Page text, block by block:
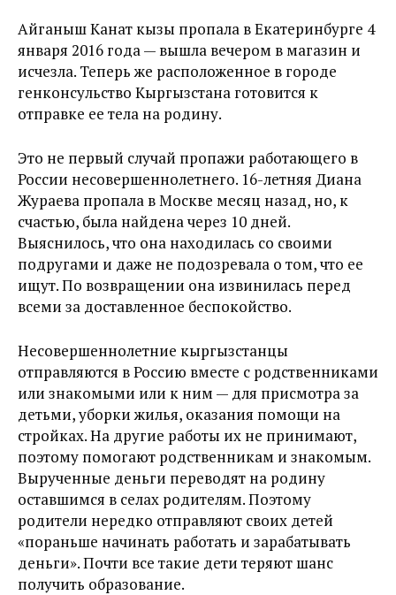
Айганыш Канат кызы пропала в Екатеринбурге 4
января 2016 года — вышла вечером в магазин и
исчезла. Теперь же расположенное в городе
генконсульство Кыргызстана готовится к
отправке ее тела на родину.
Это не первый случай пропажи работающего в
России несовершеннолетнего. 16-летняя Диана
Жураева пропала в Москве месяц назад, но, к
счастью, была найдена через 10 дней.
Выяснилось, что она находилась со своими
подругами и даже не подозревала о том, что ее
ищут. По возвращении она извинилась перед
всеми за доставленное беспокойство.
Несовершеннолетние кыргызстанцы
отправляются в Россию вместе с родственниками
или знакомыми или к ним — для присмотра за
детьми, уборки жилья, оказания помощи на
стройках. На другие работы их не принимают,
поэтому помогают родственникам и знакомым.
Вырученные деньги переводят на родину
оставшимся в селах родителям. Поэтому
родители нередко отправляют своих детей
«пораньше начинать работать и зарабатывать
деньги». Почти все такие дети теряют шанс
получить образование.